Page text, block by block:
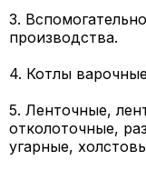
3.
производства.
4. Котлы
5. Ленточные,
отколоточные,
угарные,